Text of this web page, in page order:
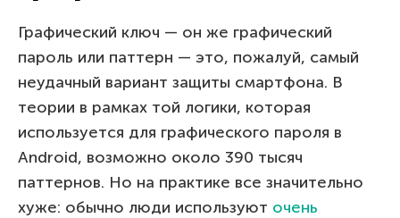
Графический ключ — он же графический
пароль или паттерн — это, пожалуй, самый
неудачный вариант защиты смартфона. В
теории в рамках той логики, которая
используется для графического пароля в
Android, возможно около 390 тысяч
паттернов. Но на практике все значительно
хуже: обычно люди используют очень